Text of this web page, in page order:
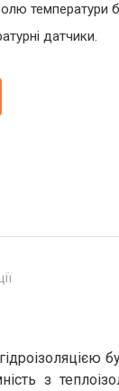
температури
датчики.
з